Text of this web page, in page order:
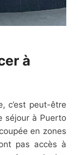
à
c’est peut-être
séjour à Puerto
en zones
pas accès à